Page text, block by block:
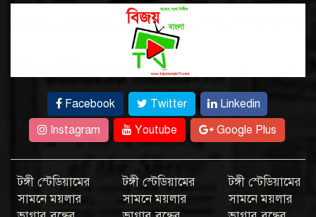
Facebook Twitter
Linkedin
Instagram
Youtube Google Plus
টঙ্গী স্টেডিয়ামের
সামনে ময়লার
টঙ্গী স্টেডিয়ামের
সামনে ময়লার
টঙ্গী স্টেডিয়ামের
সামনে ময়লার